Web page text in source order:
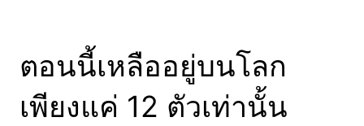
ตอนนี้เหลืออยู่บนโลก
เพียงแค่ 12 ตัวเท่านั้น